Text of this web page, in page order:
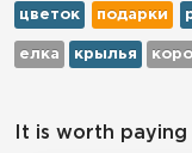
цветок подарки
елка крылья
It is worth